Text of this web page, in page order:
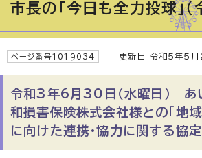
市長の「今日も全力投球」
ページ番号1019034 更新日 令和5年5月
令和3年6月30日（水曜日） あ
和損害保険株式会社様との「地
に向けた連携・協力に関する協定